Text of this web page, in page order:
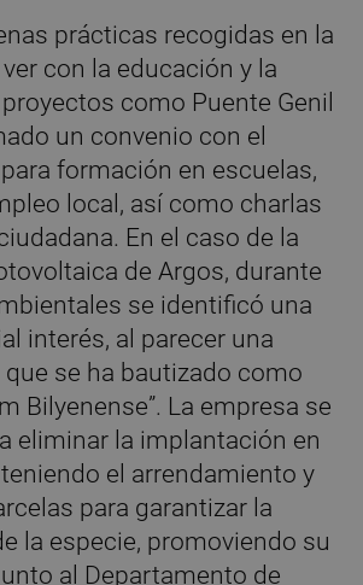
prácticas recogidas en la
con la educación y la
como Puente Genil
un convenio con el
formación en escuelas,
local, así como charlas
En el caso de la
de Argos, durante
se identificó una
interés, al parecer una
se ha bautizado como
Bilyenense”. La empresa se
eliminar la implantación en
el arrendamiento y
para garantizar la
la especie, promoviendo su
al Departamento de